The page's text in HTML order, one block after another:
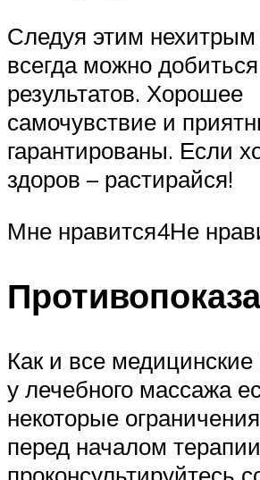
Следуя этим
всегда можно
результатов. Хорошее
самочувствие и
гарантированы. Если
здоров – растирайся!
Мне нравится4Не
Как и все
у лечебного массажа
некоторые
перед началом терапии